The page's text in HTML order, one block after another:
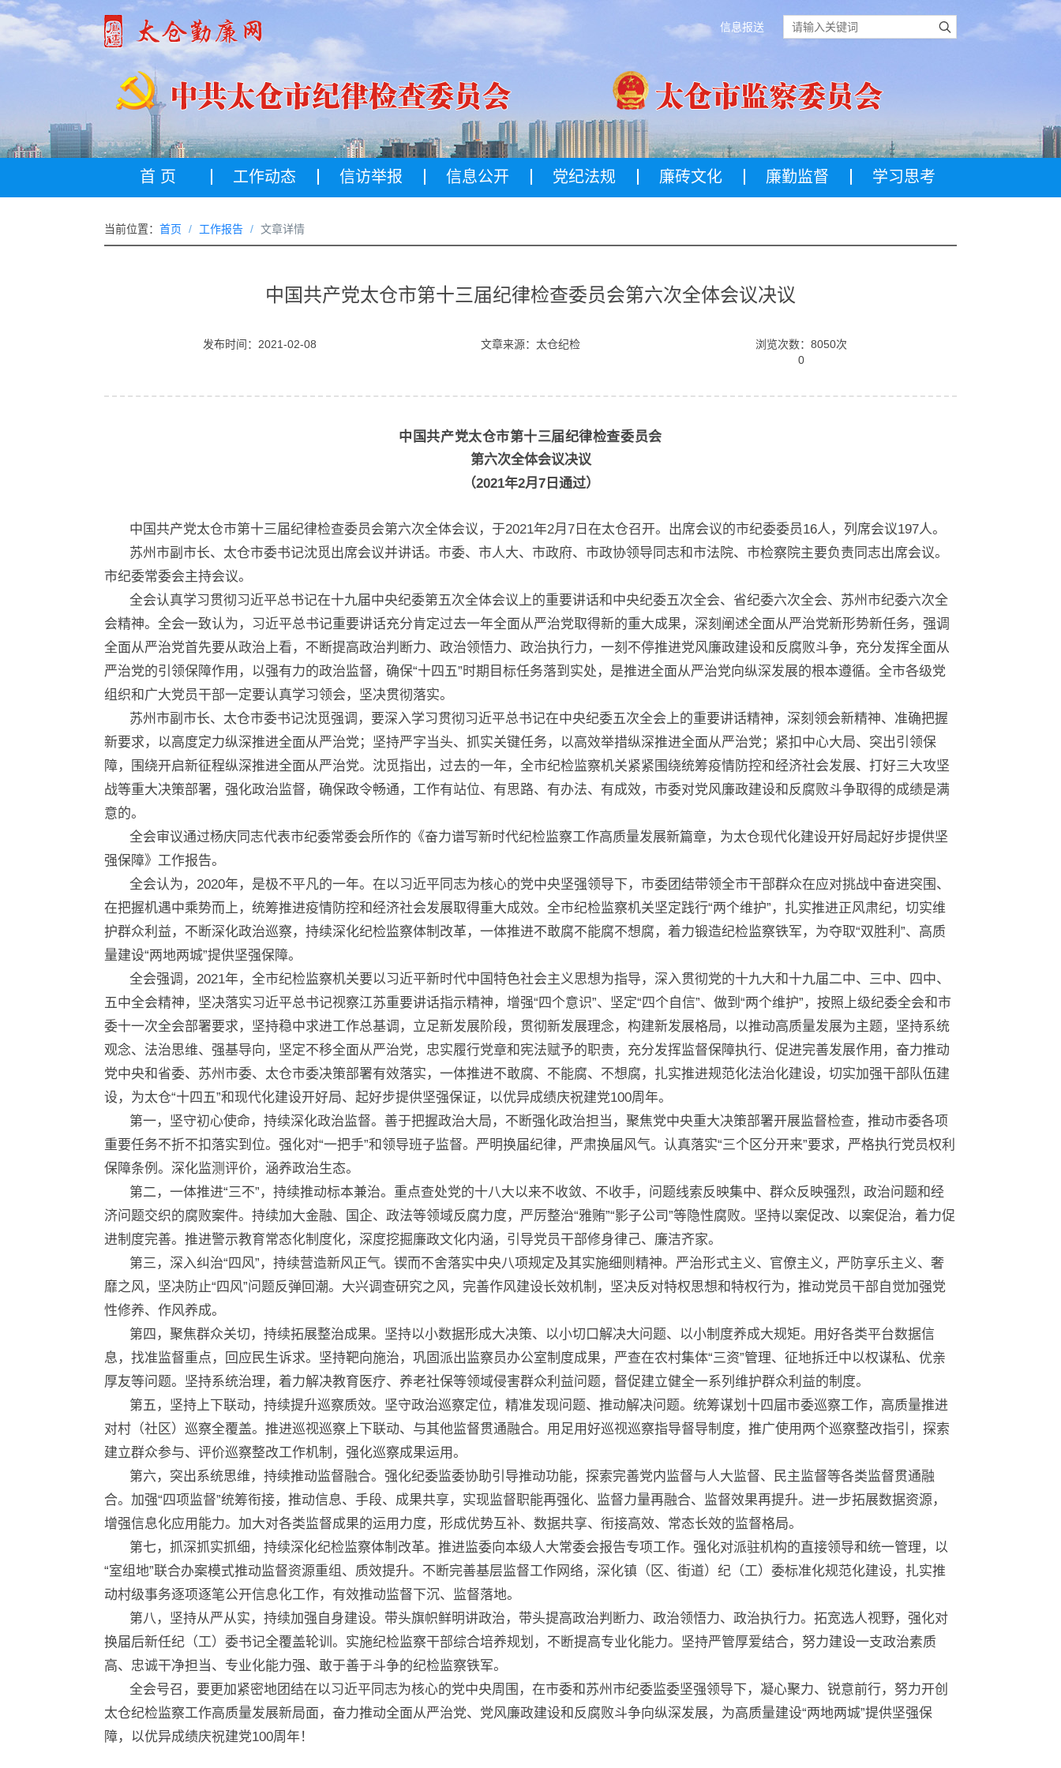
信息报送
首 页 工作动态 信访举报 信息公开 党纪法规 廉砖文化 廉勤监督 学习思考
当前位置： 首页 工作报告 文章详情
​中国共产党太仓市第十三届纪律检查委员会第六次全体会议决议
发布时间：2021-02-08 文章来源：太仓纪检
浏览次数：8050次
0
中国共产党太仓市第十三届纪律检查委员会
第六次全体会议决议
（2021年2月7日通过）
中国共产党太仓市第十三届纪律检查委员会第六次全体会议，于2021年2月7日在太仓召开。出席会议的市纪委委员16人，列席会议197人。
苏州市副市长、太仓市委书记沈觅出席会议并讲话。市委、市人大、市政府、市政协领导同志和市法院、市检察院主要负责同志出席会议。
市纪委常委会主持会议。
全会认真学习贯彻习近平总书记在十九届中央纪委第五次全体会议上的重要讲话和中央纪委五次全会、省纪委六次全会、苏州市纪委六次全
会精神。全会一致认为，习近平总书记重要讲话充分肯定过去一年全面从严治党取得新的重大成果，深刻阐述全面从严治党新形势新任务，强调
全面从严治党首先要从政治上看，不断提高政治判断力、政治领悟力、政治执行力，一刻不停推进党风廉政建设和反腐败斗争，充分发挥全面从
严治党的引领保障作用，以强有力的政治监督，确保“十四五”时期目标任务落到实处，是推进全面从严治党向纵深发展的根本遵循。全市各级党
组织和广大党员干部一定要认真学习领会，坚决贯彻落实。
苏州市副市长、太仓市委书记沈觅强调，要深入学习贯彻习近平总书记在中央纪委五次全会上的重要讲话精神，深刻领会新精神、准确把握
新要求，以高度定力纵深推进全面从严治党；坚持严字当头、抓实关键任务，以高效举措纵深推进全面从严治党；紧扣中心大局、突出引领保
障，围绕开启新征程纵深推进全面从严治党。沈觅指出，过去的一年，全市纪检监察机关紧紧围绕统筹疫情防控和经济社会发展、打好三大攻坚
战等重大决策部署，强化政治监督，确保政令畅通，工作有站位、有思路、有办法、有成效，市委对党风廉政建设和反腐败斗争取得的成绩是满
意的。
全会审议通过杨庆同志代表市纪委常委会所作的《奋力谱写新时代纪检监察工作高质量发展新篇章，为太仓现代化建设开好局起好步提供坚
强保障》工作报告。
全会认为，2020年，是极不平凡的一年。在以习近平同志为核心的党中央坚强领导下，市委团结带领全市干部群众在应对挑战中奋进突围、
在把握机遇中乘势而上，统筹推进疫情防控和经济社会发展取得重大成效。全市纪检监察机关坚定践行“两个维护”，扎实推进正风肃纪，切实维
护群众利益，不断深化政治巡察，持续深化纪检监察体制改革，一体推进不敢腐不能腐不想腐，着力锻造纪检监察铁军，为夺取“双胜利”、高质
量建设“两地两城”提供坚强保障。
全会强调，2021年，全市纪检监察机关要以习近平新时代中国特色社会主义思想为指导，深入贯彻党的十九大和十九届二中、三中、四中、
五中全会精神，坚决落实习近平总书记视察江苏重要讲话指示精神，增强“四个意识”、坚定“四个自信”、做到“两个维护”，按照上级纪委全会和市
委十一次全会部署要求，坚持稳中求进工作总基调，立足新发展阶段，贯彻新发展理念，构建新发展格局，以推动高质量发展为主题，坚持系统
观念、法治思维、强基导向，坚定不移全面从严治党，忠实履行党章和宪法赋予的职责，充分发挥监督保障执行、促进完善发展作用，奋力推动
党中央和省委、苏州市委、太仓市委决策部署有效落实，一体推进不敢腐、不能腐、不想腐，扎实推进规范化法治化建设，切实加强干部队伍建
设，为太仓“十四五”和现代化建设开好局、起好步提供坚强保证，以优异成绩庆祝建党100周年。
第一，坚守初心使命，持续深化政治监督。善于把握政治大局，不断强化政治担当，聚焦党中央重大决策部署开展监督检查，推动市委各项
重要任务不折不扣落实到位。强化对“一把手”和领导班子监督。严明换届纪律，严肃换届风气。认真落实“三个区分开来”要求，严格执行党员权利
保障条例。深化监测评价，涵养政治生态。
第二，一体推进“三不”，持续推动标本兼治。重点查处党的十八大以来不收敛、不收手，问题线索反映集中、群众反映强烈，政治问题和经
济问题交织的腐败案件。持续加大金融、国企、政法等领域反腐力度，严厉整治“雅贿”“影子公司”等隐性腐败。坚持以案促改、以案促治，着力促
进制度完善。推进警示教育常态化制度化，深度挖掘廉政文化内涵，引导党员干部修身律己、廉洁齐家。
第三，深入纠治“四风”，持续营造新风正气。锲而不舍落实中央八项规定及其实施细则精神。严治形式主义、官僚主义，严防享乐主义、奢
靡之风，坚决防止“四风”问题反弹回潮。大兴调查研究之风，完善作风建设长效机制，坚决反对特权思想和特权行为，推动党员干部自觉加强党
性修养、作风养成。
第四，聚焦群众关切，持续拓展整治成果。坚持以小数据形成大决策、以小切口解决大问题、以小制度养成大规矩。用好各类平台数据信
息，找准监督重点，回应民生诉求。坚持靶向施治，巩固派出监察员办公室制度成果，严查在农村集体“三资”管理、征地拆迁中以权谋私、优亲
厚友等问题。坚持系统治理，着力解决教育医疗、养老社保等领域侵害群众利益问题，督促建立健全一系列维护群众利益的制度。
第五，坚持上下联动，持续提升巡察质效。坚守政治巡察定位，精准发现问题、推动解决问题。统筹谋划十四届市委巡察工作，高质量推进
对村（社区）巡察全覆盖。推进巡视巡察上下联动、与其他监督贯通融合。用足用好巡视巡察指导督导制度，推广使用两个巡察整改指引，探索
建立群众参与、评价巡察整改工作机制，强化巡察成果运用。
第六，突出系统思维，持续推动监督融合。强化纪委监委协助引导推动功能，探索完善党内监督与人大监督、民主监督等各类监督贯通融
合。加强“四项监督”统筹衔接，推动信息、手段、成果共享，实现监督职能再强化、监督力量再融合、监督效果再提升。进一步拓展数据资源，
增强信息化应用能力。加大对各类监督成果的运用力度，形成优势互补、数据共享、衔接高效、常态长效的监督格局。
第七，抓深抓实抓细，持续深化纪检监察体制改革。推进监委向本级人大常委会报告专项工作。强化对派驻机构的直接领导和统一管理，以
“室组地”联合办案模式推动监督资源重组、质效提升。不断完善基层监督工作网络，深化镇（区、街道）纪（工）委标准化规范化建设，扎实推
动村级事务逐项逐笔公开信息化工作，有效推动监督下沉、监督落地。
第八，坚持从严从实，持续加强自身建设。带头旗帜鲜明讲政治，带头提高政治判断力、政治领悟力、政治执行力。拓宽选人视野，强化对
换届后新任纪（工）委书记全覆盖轮训。实施纪检监察干部综合培养规划，不断提高专业化能力。坚持严管厚爱结合，努力建设一支政治素质
高、忠诚干净担当、专业化能力强、敢于善于斗争的纪检监察铁军。
全会号召，要更加紧密地团结在以习近平同志为核心的党中央周围，在市委和苏州市纪委监委坚强领导下，凝心聚力、锐意前行，努力开创
太仓纪检监察工作高质量发展新局面，奋力推动全面从严治党、党风廉政建设和反腐败斗争向纵深发展，为高质量建设“两地两城”提供坚强保
障，以优异成绩庆祝建党100周年！